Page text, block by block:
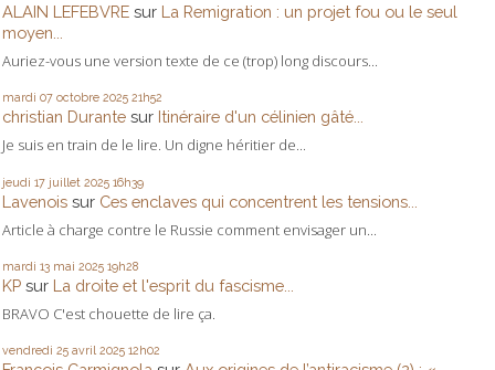
ALAIN LEFEBVRE sur La Remigration : un projet fou ou le seul
moyen...
Auriez-vous une version texte de ce (trop) long discours...
mardi 07 octobre 2025 21h52
christian Durante sur Itinéraire d'un célinien gâté...
Je suis en train de le lire. Un digne héritier de...
jeudi 17 juillet 2025 16h39
Lavenois sur Ces enclaves qui concentrent les tensions...
Article à charge contre le Russie comment envisager un...
mardi 13 mai 2025 19h28
KP sur La droite et l'esprit du fascisme...
BRAVO C'est chouette de lire ça.
vendredi 25 avril 2025 12h02